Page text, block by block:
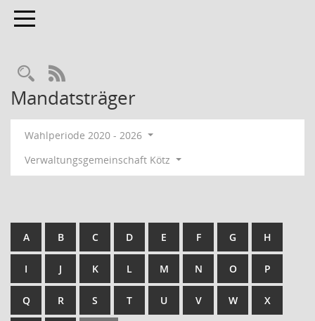
Toggle navigation
RSS-Feed
Mandatsträger
Wahlperiode 2020 - 2026
Verwaltungsgemeinschaft Kötz
A B C D E F G H
I J K L M N O P
Q R S T U V W X